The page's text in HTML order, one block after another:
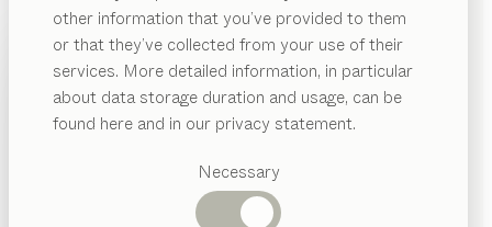
other information that you’ve provided to them
or that they’ve collected from your use of their
services. More detailed information, in particular
about data storage duration and usage, can be
found here and in our privacy statement.
Necessary
Catégories
suggérées
PRODUITS
INSPIRATION
QUI SOMMES-NOUS
REVENDEUR
s’intéresse au bois véritable. Toujours ouvert à la
nouveauté et avec une grande place pour l’individualité.
TROUVER UN REVENDEUR
ESSENCES DE BOIS
Sauf stipulation contraire, toutes les surfaces en bois
sont traitées à l’huile naturelle.